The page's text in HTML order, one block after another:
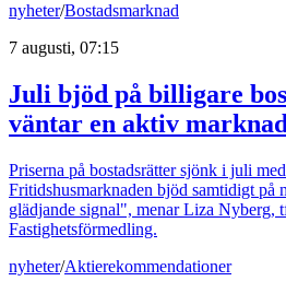
nyheter/Bostadsmarknad
7 augusti, 07:15
Juli bjöd på billigare
väntar en aktiv
Priserna på bostadsrätter sjönk i juli
Fritidshusmarknaden bjöd samtidigt på
glädjande signal", menar Liza Nyberg,
Fastighetsförmedling.
nyheter/Aktierekommendationer